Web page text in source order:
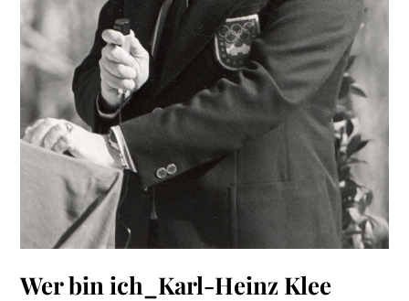
Wer bin ich_Karl-Heinz Klee